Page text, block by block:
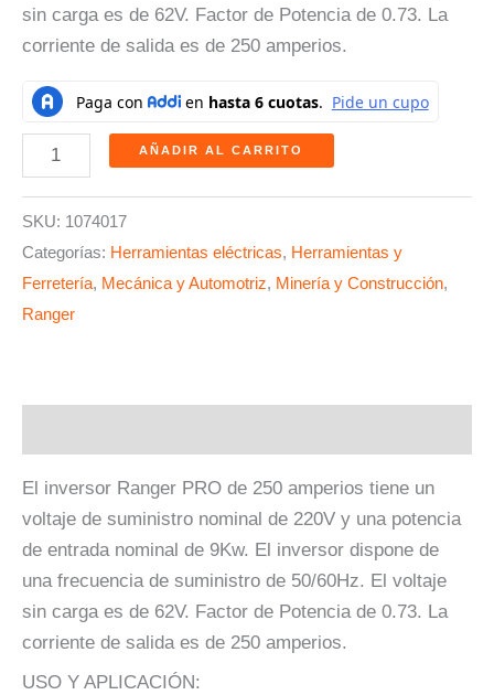
sin carga es de 62V. Factor de Potencia de 0.73. La
corriente de salida es de 250 amperios.
AÑADIR AL CARRITO
SKU: 1074017
Categorías: Herramientas eléctricas, Herramientas y
Ferretería, Mecánica y Automotriz, Minería y Construcción,
Ranger
El inversor Ranger PRO de 250 amperios tiene un
voltaje de suministro nominal de 220V y una potencia
de entrada nominal de 9Kw. El inversor dispone de
una frecuencia de suministro de 50/60Hz. El voltaje
sin carga es de 62V. Factor de Potencia de 0.73. La
corriente de salida es de 250 amperios.
USO Y APLICACIÓN: